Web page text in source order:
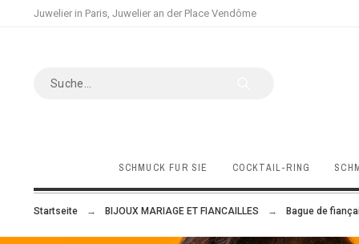
Juwelier in Paris, Juwelier an der Place Vendôme
SCHMUCK FÜR SIE COCKTAIL-RING
Startseite BIJOUX MARIAGE ET FIANCAILLES Bague de